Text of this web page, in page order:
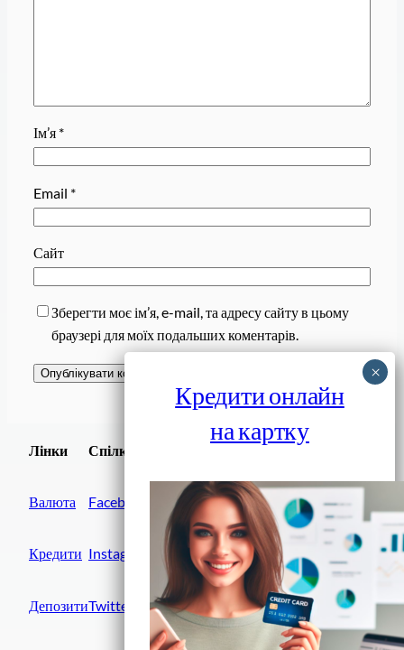
Ім’я *
Email *
Сайт
Зберегти моє ім’я, e-mail, та адресу сайту в цьому
браузері для моїх подальших коментарів.
Лінки
Валюта
Кредити
Депозити
Спілки
Facebook
Instagram
Twitter
Завантажити
Кредити онлайн
на картку